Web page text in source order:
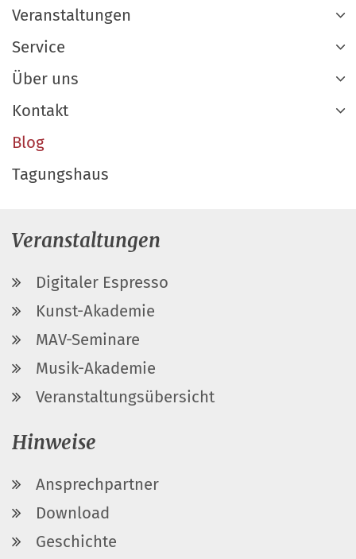
Veranstaltungen
Service
Über uns
Kontakt
Blog
Tagungshaus
Veranstaltungen
Digitaler Espresso
Kunst-Akademie
MAV-Seminare
Musik-Akademie
Veranstaltungsübersicht
Hinweise
Ansprechpartner
Download
Geschichte